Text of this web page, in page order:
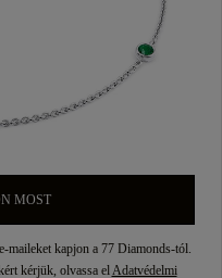
MOST
maileket kapjon a 77 Diamonds-tól.
kérjük, olvassa elAdatvédelmi